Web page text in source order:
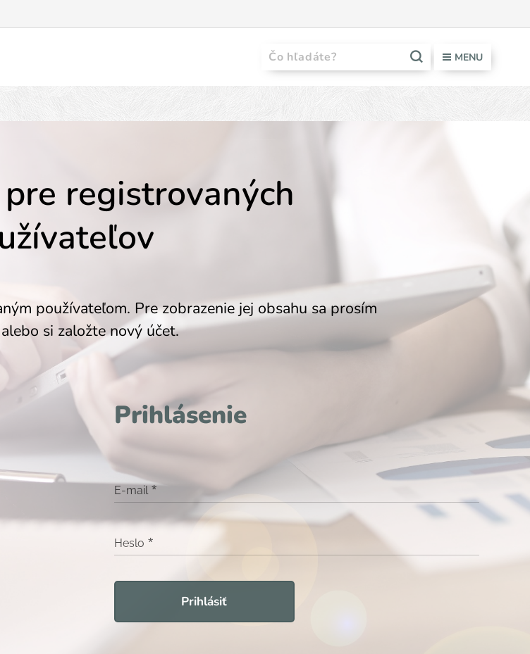
MENU
registrovaných
používateľom. Pre zobrazenie jej obsahu sa prosím
si založte nový účet.
Prihlásenie
E-mail
Heslo
Prihlásiť